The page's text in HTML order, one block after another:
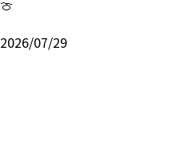
🍈
2026/07/29